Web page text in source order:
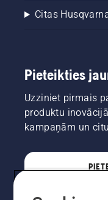
Citas
Pieteikties
Uzziniet pirmais
produktu
kampaņām un